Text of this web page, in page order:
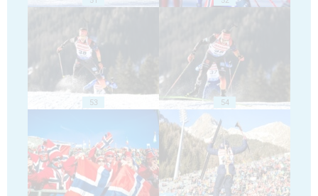
53 54